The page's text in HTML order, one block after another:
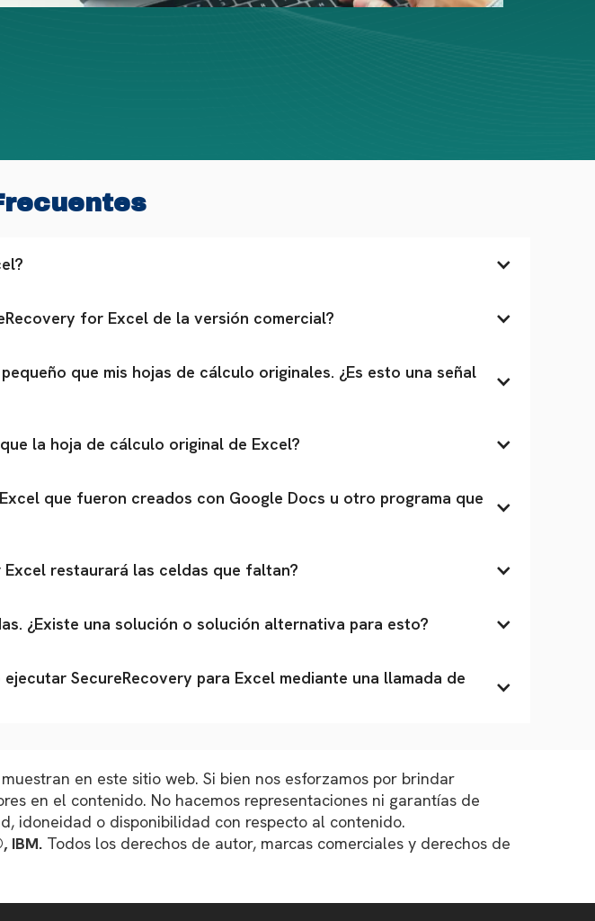
for Excel de la versión comercial?
que mis hojas de cálculo originales. ¿Es esto una señal
la hoja de cálculo original de Excel?
que fueron creados con Google Docs u otro programa que
restaurará las celdas que faltan?
¿Existe una solución o solución alternativa para esto?
SecureRecovery para Excel mediante una llamada de
en este sitio web. Si bien nos esforzamos por brindar
en el contenido. No hacemos representaciones ni garantías de
idoneidad o disponibilidad con respecto al contenido.
IBM. Todos los derechos de autor, marcas comerciales y derechos de